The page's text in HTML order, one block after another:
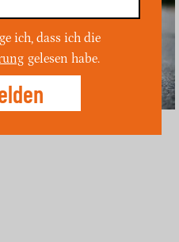
ich, dass ich die
gelesen habe.